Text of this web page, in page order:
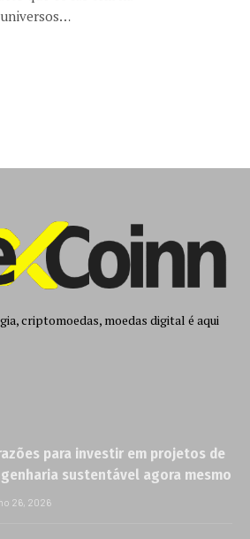
criptomoedas, moedas digital é aqui
para investir em projetos de
sustentável agora mesmo
26, 2026